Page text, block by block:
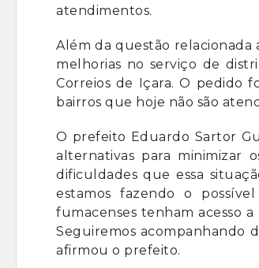
atendimentos.
Além da questão relacionada
melhorias no serviço de
Correios de Içara. O pedido
bairros que hoje não são
O prefeito Eduardo Sartor
alternativas para minimizar
dificuldades que essa
estamos fazendo o
fumacenses tenham acesso
Seguiremos acompanhando
afirmou o prefeito.